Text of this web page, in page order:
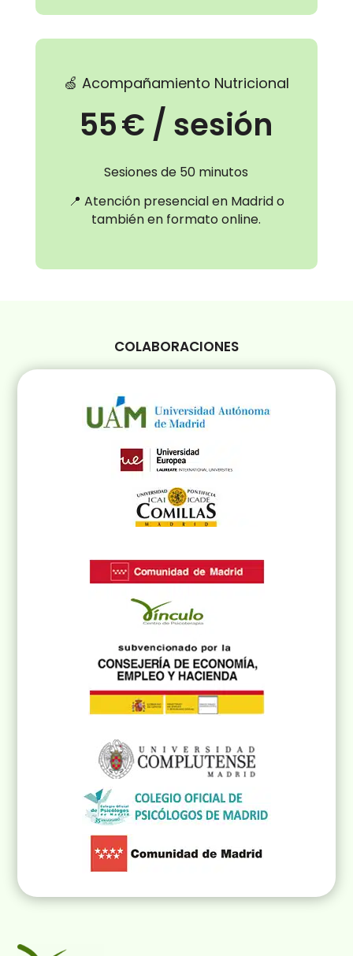
🍏 Acompañamiento Nutricional
55 € / sesión
Sesiones de 50 minutos
📍 Atención presencial en Madrid o
también en formato online.
COLABORACIONES